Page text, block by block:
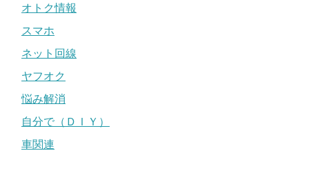
オトク情報
スマホ
ネット回線
ヤフオク
悩み解消
自分で（ＤＩＹ）
車関連